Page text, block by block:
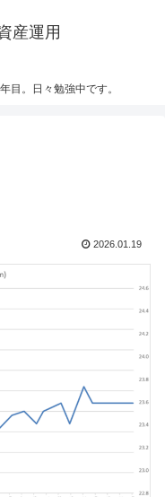
産運用
目。日々勉強中です。
2026.01.19